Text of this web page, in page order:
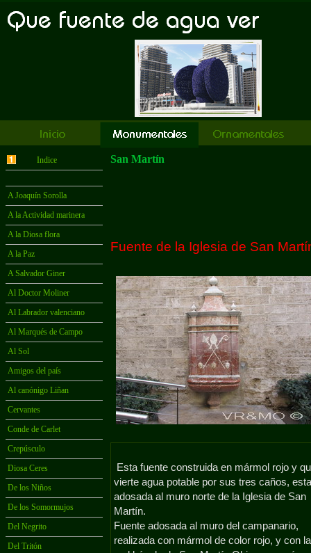
Indice
A Joaquín Sorolla
A la Actividad marinera
A la Diosa flora
A la Paz
A Salvador Giner
Al Doctor Moliner
Al Labrador valenciano
Al Marqués de Campo
Al Sol
Amigos del país
Al canónigo Liñan
Cervantes
Conde de Carlet
Crepúsculo
Diosa Ceres
De los Niños
De los Somormujos
Del Negrito
Del Tritón
San Martín
Fuente de la Iglesia de San
Esta fuente construida en mármol rojo y
vierte agua potable por sus tres caños, esta
adosada al muro norte de la Iglesia de San
Martín.
Fuente adosada al muro del campanario,
realizada con mármol de color rojo, y con